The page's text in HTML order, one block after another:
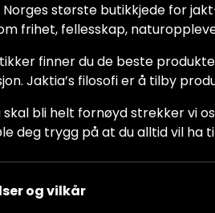
største butikkjede for
frihet, fellesskap,
finner du de beste
Jaktia’s filosofi er å tilby
skal bli helt fornøyd strekker vi
deg trygg på at du alltid vil ha
og vilkår